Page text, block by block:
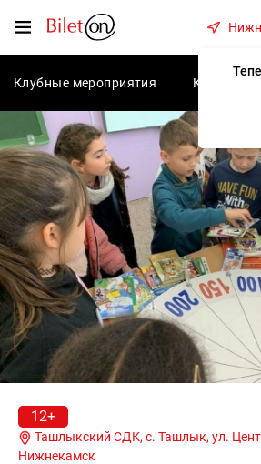
Меню
Клубные мероприятия Концерты
12+
Ташлыкский СДК, с. Ташлык, ул.
Нижнекамск